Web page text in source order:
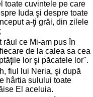
toate cuvintele pe care
Iuda şi despre toate
a-ţi grăi, din zilele
răul ce Mi-am pus în
de la calea sa cea
lor şi păcatele lor".
fiul lui Neria, şi după
hârtia sulului toate
El aceluia.